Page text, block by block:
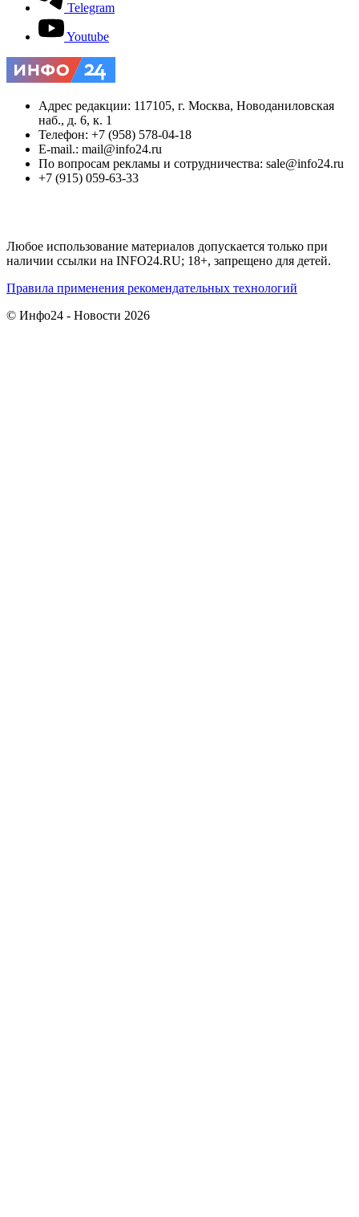
Telegram
Youtube
Адрес редакции: 117105, г. Москва, Новоданиловская
наб., д. 6, к. 1
Телефон: +7 (958) 578-04-18
E-mail.: mail@info24.ru
По вопросам рекламы и сотрудничества: sale@info24.ru
+7 (915) 059-63-33
Любое использование материалов допускается только при
наличии ссылки на INFO24.RU; 18+, запрещено для детей.
Правила применения рекомендательных технологий
© Инфо24 - Новости 2026